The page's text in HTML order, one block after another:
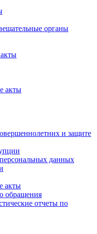
органы
акты
и защите
данных
акты
обращения
отчеты по